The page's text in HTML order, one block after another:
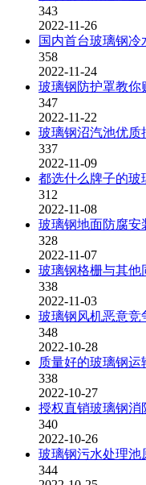
343
2022-11-26
国内首台玻璃钢冷
358
2022-11-24
玻璃钢防护罩教你
347
2022-11-22
玻璃钢沼汽池优质
337
2022-11-09
都选什么牌子的玻
312
2022-11-08
玻璃钢地面防腐安
328
2022-11-07
玻璃钢格栅与其他
338
2022-11-03
玻璃钢风机恶意竞
348
2022-10-28
质量好的玻璃钢运
338
2022-10-27
授权直销玻璃钢消
340
2022-10-26
玻璃钢污水处理池
344